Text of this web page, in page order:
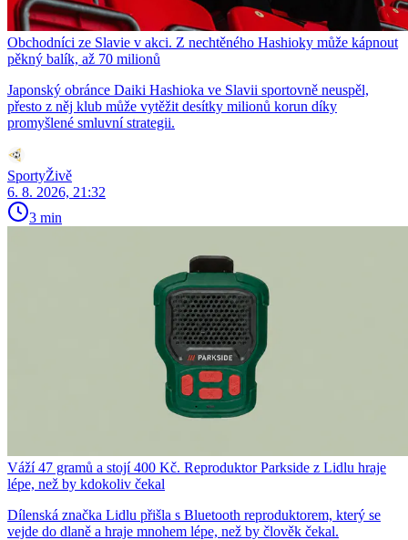
Obchodníci ze Slavie v akci. Z nechtěného Hashioky může kápnout
pěkný balík, až 70 milionů
Japonský obránce Daiki Hashioka ve Slavii sportovně neuspěl,
přesto z něj klub může vytěžit desítky milionů korun díky
promyšlené smluvní strategii.
SportyŽivě
6. 8. 2026, 21:32
3 min
Váží 47 gramů a stojí 400 Kč. Reproduktor Parkside z Lidlu hraje
lépe, než by kdokoliv čekal
Dílenská značka Lidlu přišla s Bluetooth reproduktorem, který se
vejde do dlaně a hraje mnohem lépe, než by člověk čekal.